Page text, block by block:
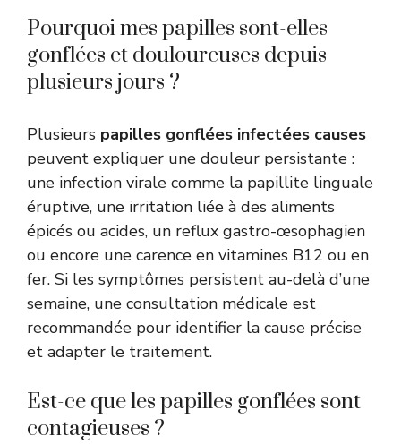
Pourquoi mes papilles sont-elles
gonflées et douloureuses depuis
plusieurs jours ?
Plusieurs papilles gonflées infectées causes
peuvent expliquer une douleur persistante :
une infection virale comme la papillite linguale
éruptive, une irritation liée à des aliments
épicés ou acides, un reflux gastro-œsophagien
ou encore une carence en vitamines B12 ou en
fer. Si les symptômes persistent au-delà d’une
semaine, une consultation médicale est
recommandée pour identifier la cause précise
et adapter le traitement.
Est-ce que les papilles gonflées sont
contagieuses ?